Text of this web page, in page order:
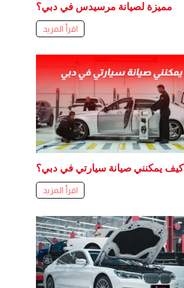
مميزة لصيانة مرسيدس في دبي؟
اقرأ المزيد
كيف يمكنني صيانة سيارتي في دبي؟
اقرأ المزيد